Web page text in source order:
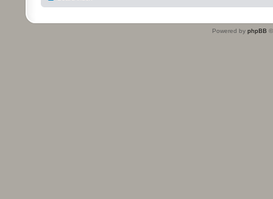
Powered by phpBB